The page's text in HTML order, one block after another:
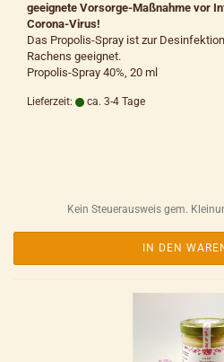
geeignete Vorsorge-Maßnahme vor
Corona-Virus!
Das Propolis-Spray ist zur
Rachens geeignet.
Propolis-Spray 40%, 20 ml
Lieferzeit: ca. 3-4 Tage
Kein Steuerausweis gem.
IN DEN